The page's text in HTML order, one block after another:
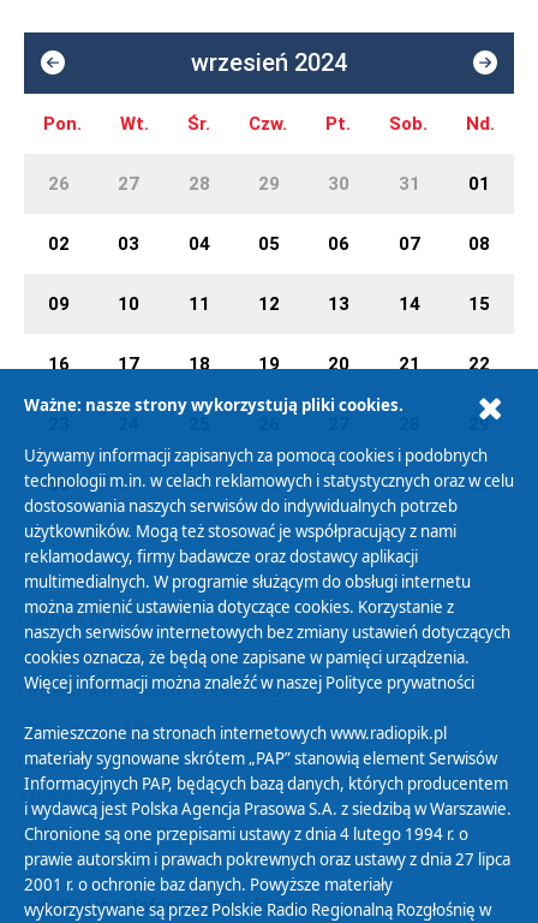
wrzesień 2024
Pon. Wt. Śr. Czw. Pt. Sob. Nd.
26 27 28 29 30 31 01
02 03 04 05 06 07 08
09 10 11 12 13 14 15
16 17 18 19 20 21 22
29
30 01 02 03 04 05 06
Polityka Prywatności
Zasady korzystania z Serwisu
Organizacje Pożytku Publicznego
Cyfryzacja DAB+
Polityka ochrony danych osobowych
Abonament
Zamówienia publiczne
Biuletyn Informacji Publicznej
Ważne: nasze strony wykorzystują pliki cookies.
Używamy informacji zapisanych za pomocą cookies i podobnych
technologii m.in. w celach reklamowych i statystycznych oraz w celu
dostosowania naszych serwisów do indywidualnych potrzeb
użytkowników. Mogą też stosować je współpracujący z nami
reklamodawcy, firmy badawcze oraz dostawcy aplikacji
multimedialnych. W programie służącym do obsługi internetu
można zmienić ustawienia dotyczące cookies. Korzystanie z
naszych serwisów internetowych bez zmiany ustawień dotyczących
cookies oznacza, że będą one zapisane w pamięci urządzenia.
Więcej informacji można znaleźć w naszej Polityce prywatności
Zamieszczone na stronach internetowych www.radiopik.pl
materiały sygnowane skrótem „PAP” stanowią element Serwisów
Informacyjnych PAP, będących bazą danych, których producentem
i wydawcą jest Polska Agencja Prasowa S.A. z siedzibą w Warszawie.
Chronione są one przepisami ustawy z dnia 4 lutego 1994 r. o
prawie autorskim i prawach pokrewnych oraz ustawy z dnia 27 lipca
2001 r. o ochronie baz danych. Powyższe materiały
wykorzystywane są przez Polskie Radio Regionalną Rozgłośnię w